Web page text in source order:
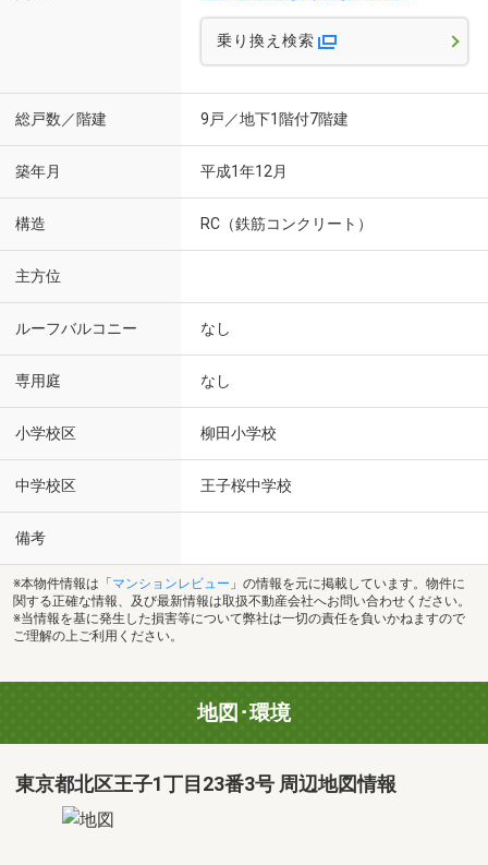
乗り換え検索
総戸数／階建 9戸／地下1階付7階建
築年月 平成1年12月
構造 RC（鉄筋コンクリート）
主方位
ルーフバルコニー なし
専用庭 なし
小学校区 柳田小学校
中学校区 王子桜中学校
備考
※本物件情報は「 マンションレビュー 」の情報を元に掲載しています。物件に
関する正確な情報、及び最新情報は取扱不動産会社へお問い合わせください。
※当情報を基に発生した損害等について弊社は一切の責任を負いかねますので
ご理解の上ご利用ください。
地図･環境
東京都北区王子1丁目23番3号 周辺地図情報